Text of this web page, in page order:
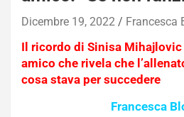
Dicembre 19, 2022 Francesca
Il ricordo di Sinisa
amico che rivela che
cosa stava per succedere
Francesca